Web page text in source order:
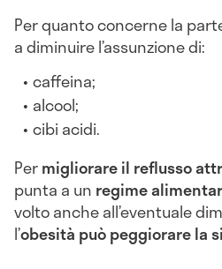
Per quanto concerne la
a diminuire l’assunzione di:
caffeina;
alcool;
cibi acidi.
Permigliorare il reflusso
punta a un regime
volto anche all’eventuale
l’obesità può peggiorare la